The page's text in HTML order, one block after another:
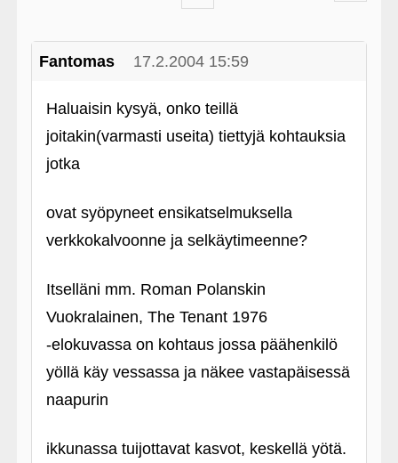
Fantomas 17.2.2004 15:59
Haluaisin kysyä, onko teillä
joitakin(varmasti useita) tiettyjä kohtauksia
jotka
ovat syöpyneet ensikatselmuksella
verkkokalvoonne ja selkäytimeenne?
Itselläni mm. Roman Polanskin
Vuokralainen, The Tenant 1976
‑elokuvassa on kohtaus jossa päähenkilö
yöllä käy vessassa ja näkee vastapäisessä
naapurin
ikkunassa tuijottavat kasvot, keskellä yötä.